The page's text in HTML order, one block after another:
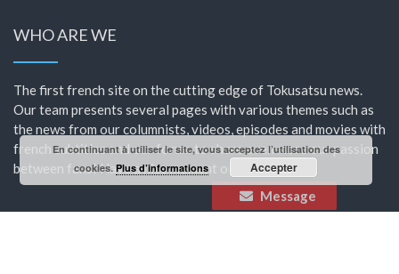
WHO ARE WE
The first french site on the cutting edge of Tokusatsu news.
Our team presents several pages with various themes such as
the news from our columnists, videos, episodes and movies with
french subtitles and our forum to share even more our passion
between fans! Have a nice moment on HeroShock!
Message
En continuant à utiliser le site, vous acceptez l’utilisation des
cookies.Plus d’informations Accepter